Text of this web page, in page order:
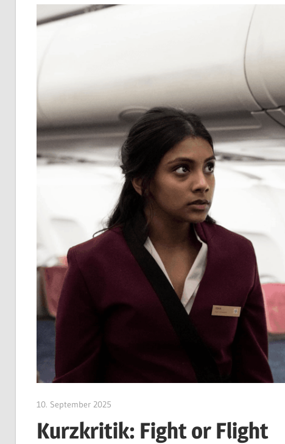
10. September 2025
Kurzkritik: Fight or Flight